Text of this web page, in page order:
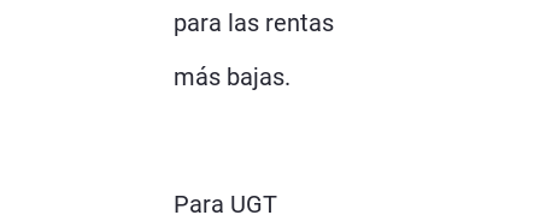
para las rentas
más bajas.
Para UGT